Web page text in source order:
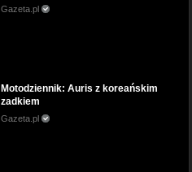
Gazeta.pl
Motodziennik: Auris z koreańskim
zadkiem
Gazeta.pl